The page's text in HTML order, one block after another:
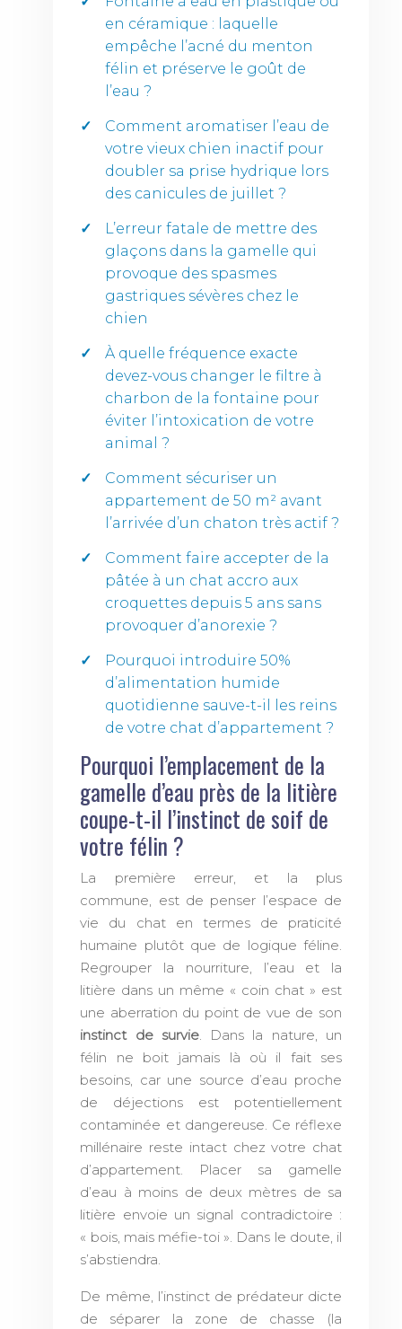
en céramique : laquelle
empêche l’acné du menton
félin et préserve le goût de
l’eau ?
Comment aromatiser l’eau de
votre vieux chien inactif pour
doubler sa prise hydrique lors
des canicules de juillet ?
L’erreur fatale de mettre des
glaçons dans la gamelle qui
provoque des spasmes
gastriques sévères chez le
chien
À quelle fréquence exacte
devez-vous changer le filtre à
charbon de la fontaine pour
éviter l’intoxication de votre
animal ?
Comment sécuriser un
appartement de 50 m² avant
l’arrivée d’un chaton très actif ?
Comment faire accepter de la
pâtée à un chat accro aux
croquettes depuis 5 ans sans
provoquer d’anorexie ?
Pourquoi introduire 50%
d’alimentation humide
quotidienne sauve-t-il les reins
de votre chat d’appartement ?
Pourquoi l’emplacement de la
gamelle d’eau près de la litière
coupe-t-il l’instinct de soif de
votre félin ?
La première erreur, et la plus
commune, est de penser l’espace de
vie du chat en termes de praticité
humaine plutôt que de logique féline.
Regrouper la nourriture, l’eau et la
litière dans un même « coin chat » est
une aberration du point de vue de son
instinct de survie. Dans la nature, un
félin ne boit jamais là où il fait ses
besoins, car une source d’eau proche
de déjections est potentiellement
contaminée et dangereuse. Ce réflexe
millénaire reste intact chez votre chat
d’appartement. Placer sa gamelle
d’eau à moins de deux mètres de sa
litière envoie un signal contradictoire :
« bois, mais méfie-toi ». Dans le doute, il
s’abstiendra.
De même, l’instinct de prédateur dicte
de séparer la zone de chasse (la